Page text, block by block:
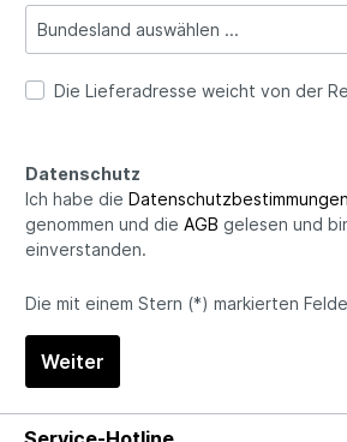
Die Lieferadresse weicht von der
Datenschutz
Ich habe die Datenschutzbestimmungen
genommen und die AGB gelesen und
einverstanden.
Die mit einem Stern (*) markierten
Weiter